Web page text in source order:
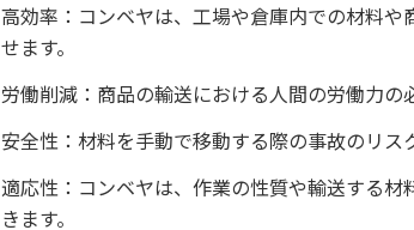
高効率：コンベヤは、工場や倉庫内での材料や
せます。
労働削減：商品の輸送における人間の労働力の
安全性：材料を手動で移動する際の事故のリス
適応性：コンベヤは、作業の性質や輸送する材
きます。